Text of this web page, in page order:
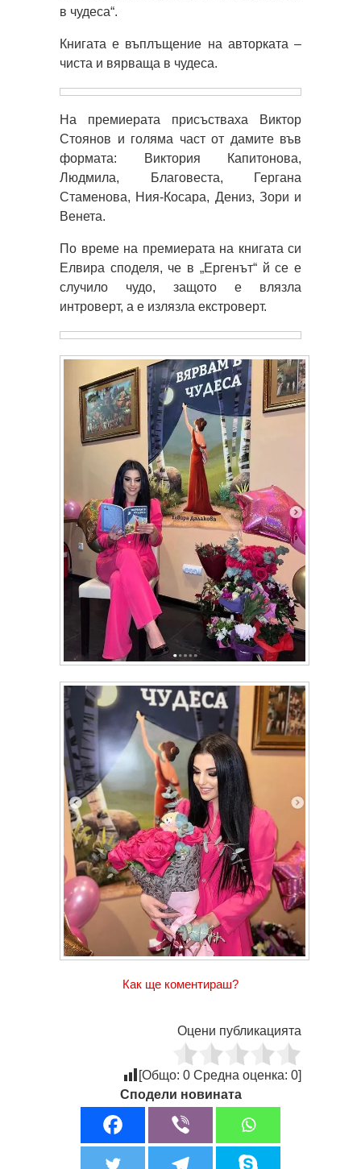
в чудеса“.
Книгата е въплъщение на авторката –
чиста и вярваща в чудеса.
На премиерата присъстваха Виктор
Стоянов и голяма част от дамите във
формата: Виктория Капитонова,
Людмила, Благовеста, Гергана
Стаменова, Ния-Косара, Дениз, Зори и
Венета.
По време на премиерата на книгата си
Елвира споделя, че в „Ергенът“ й се е
случило чудо, защото е влязла
интроверт, а е излязла екстроверт.
Как ще коментираш?
Оцени публикацията
[Общо: 0 Средна оценка: 0]
Сподели новината